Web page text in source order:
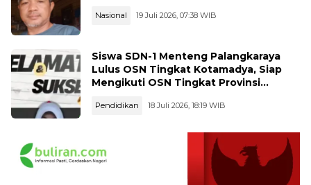
Nasional 19 Juli 2026, 07:38 WIB
Siswa SDN-1 Menteng Palangkaraya
Lulus OSN Tingkat Kotamadya, Siap
Mengikuti OSN Tingkat Provinsi
Pendidikan 18 Juli 2026, 18:19 WIB